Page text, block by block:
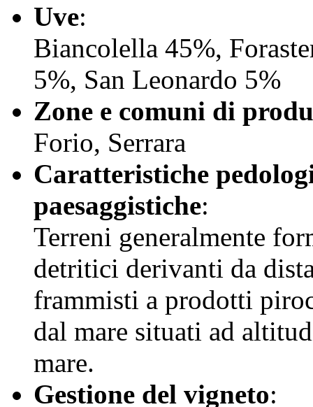
Uve:
Biancolella 45%,
5%, San Leonardo 5%
Zone e comuni di
Forio, Serrara
Caratteristiche
paesaggistiche:
Terreni generalmente
detritici derivanti da
frammisti a prodotti
dal mare situati ad
mare.
Gestione del vigneto: